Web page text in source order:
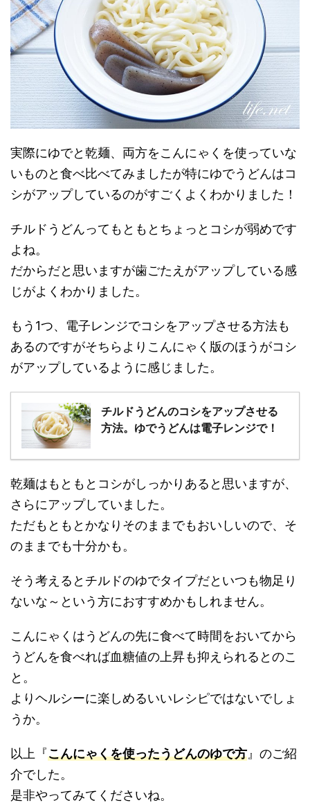
実際にゆでと乾麺、両方をこんにゃくを使っていな
いものと食べ比べてみましたが特にゆでうどんはコ
シがアップしているのがすごくよくわかりました！
チルドうどんってもともとちょっとコシが弱めです
よね。
だからだと思いますが歯ごたえがアップしている感
じがよくわかりました。
もう1つ、電子レンジでコシをアップさせる方法も
あるのですがそちらよりこんにゃく版のほうがコシ
がアップしているように感じました。
チルドうどんのコシをアップさせる
方法。ゆでうどんは電子レンジで！
乾麺はもともとコシがしっかりあると思いますが、
さらにアップしていました。
ただもともとかなりそのままでもおいしいので、そ
のままでも十分かも。
そう考えるとチルドのゆでタイプだといつも物足り
ないな～という方におすすめかもしれません。
こんにゃくはうどんの先に食べて時間をおいてから
うどんを食べれば血糖値の上昇も抑えられるとのこ
と。
よりヘルシーに楽しめるいいレシピではないでしょ
うか。
以上『こんにゃくを使ったうどんのゆで方』のご紹
介でした。
是非やってみてくださいね。